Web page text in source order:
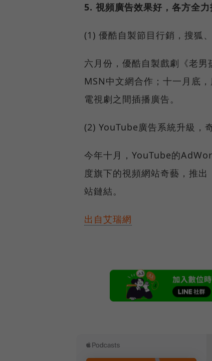
5. 視頻廣告效果好，各方全力
(1) 優酷自製節目行銷，搜狐
六月份，優酷自製戲劇《老
MSN中文網合作；十一月底
電視劇之間插播廣告。
(2) YouTube廣告系統升級，
今年十月，YouTube的
度旗下的視頻網站奇藝，推
站鏈結。
出自艾瑞網